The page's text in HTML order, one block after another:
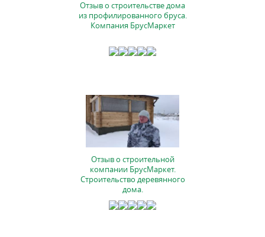
Отзыв о строительстве дома
из профилированного бруса.
Компания БрусМаркет
Отзыв о строительной
компании БрусМаркет.
Строительство деревянного
дома.